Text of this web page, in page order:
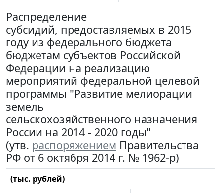
Распределение
субсидий, предоставляемых в 2015
году из федерального бюджета
бюджетам субъектов Российской
Федерации на реализацию
мероприятий федеральной целевой
программы "Развитие мелиорации
земель
сельскохозяйственного назначения
России на 2014 - 2020 годы"
(утв. распоряжением Правительства
РФ от 6 октября 2014 г. № 1962-р)
(тыс. рублей)